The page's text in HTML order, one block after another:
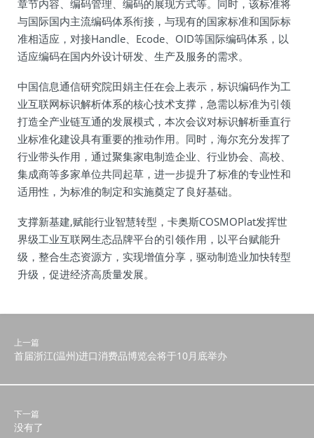
章节内容、编码管理、编码的展现方式等。同时，该标准将
与国际国内主流编码体系衔接，与现有的国家标准和国际标
准相适应，对接Handle、Ecode、OID等国际编码体系，以
适应编码在国内外设计研发、生产及服务的需求。
中国信息通信研究院田娟主任在会上表示，标识编码作为工
业互联网标识解析体系的核心技术支撑，急需以标准为引领
打造全产业链互通的发展模式，本次会议对标识解析垂直行
业标准化建设具有重要的推动作用。同时，海尔充分发挥了
行业带头作用，通过聚集家电制造企业、行业协会、高校、
集成商等多家单位共同起草，进一步提升了标准的专业性和
适用性，为标准的制定和实施奠定了良好基础。
支撑新基建,赋能行业智慧转型，卡奥斯COSMOPlat发挥世
界级工业互联网生态品牌平台的引领作用，以平台赋能升
级，整合生态资源方，实现增值分享，驱动制造业加快转型
升级，促进经济高质量发展。
上一篇
首届浙江(温州)进口消费品博览会将于10月底举办
下一篇
没有了